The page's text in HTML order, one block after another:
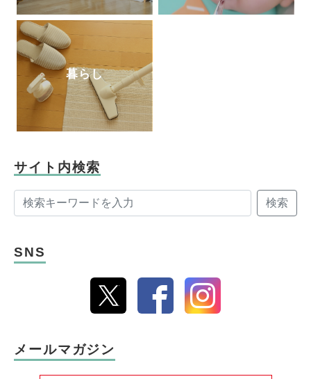
暮らし
サイト内検索
検索
SNS
メールマガジン